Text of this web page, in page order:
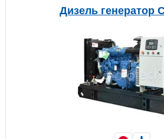
Дизель генератор